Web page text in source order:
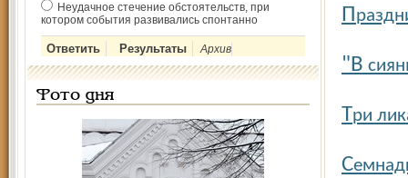
Неудачное стечение обстоятельств, при
котором события развивались спонтанно
Архив
Фото дня
П
"В
Три
С